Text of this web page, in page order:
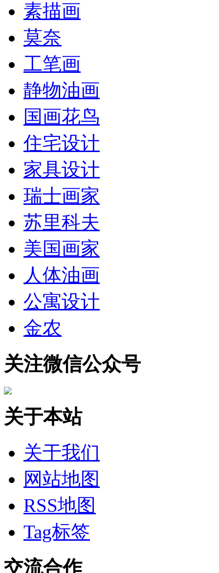
素描画
莫奈
工笔画
静物油画
国画花鸟
住宅设计
家具设计
瑞士画家
苏里科夫
美国画家
人体油画
公寓设计
金农
关注微信公众号
关于本站
关于我们
网站地图
RSS地图
Tag标签
交流合作